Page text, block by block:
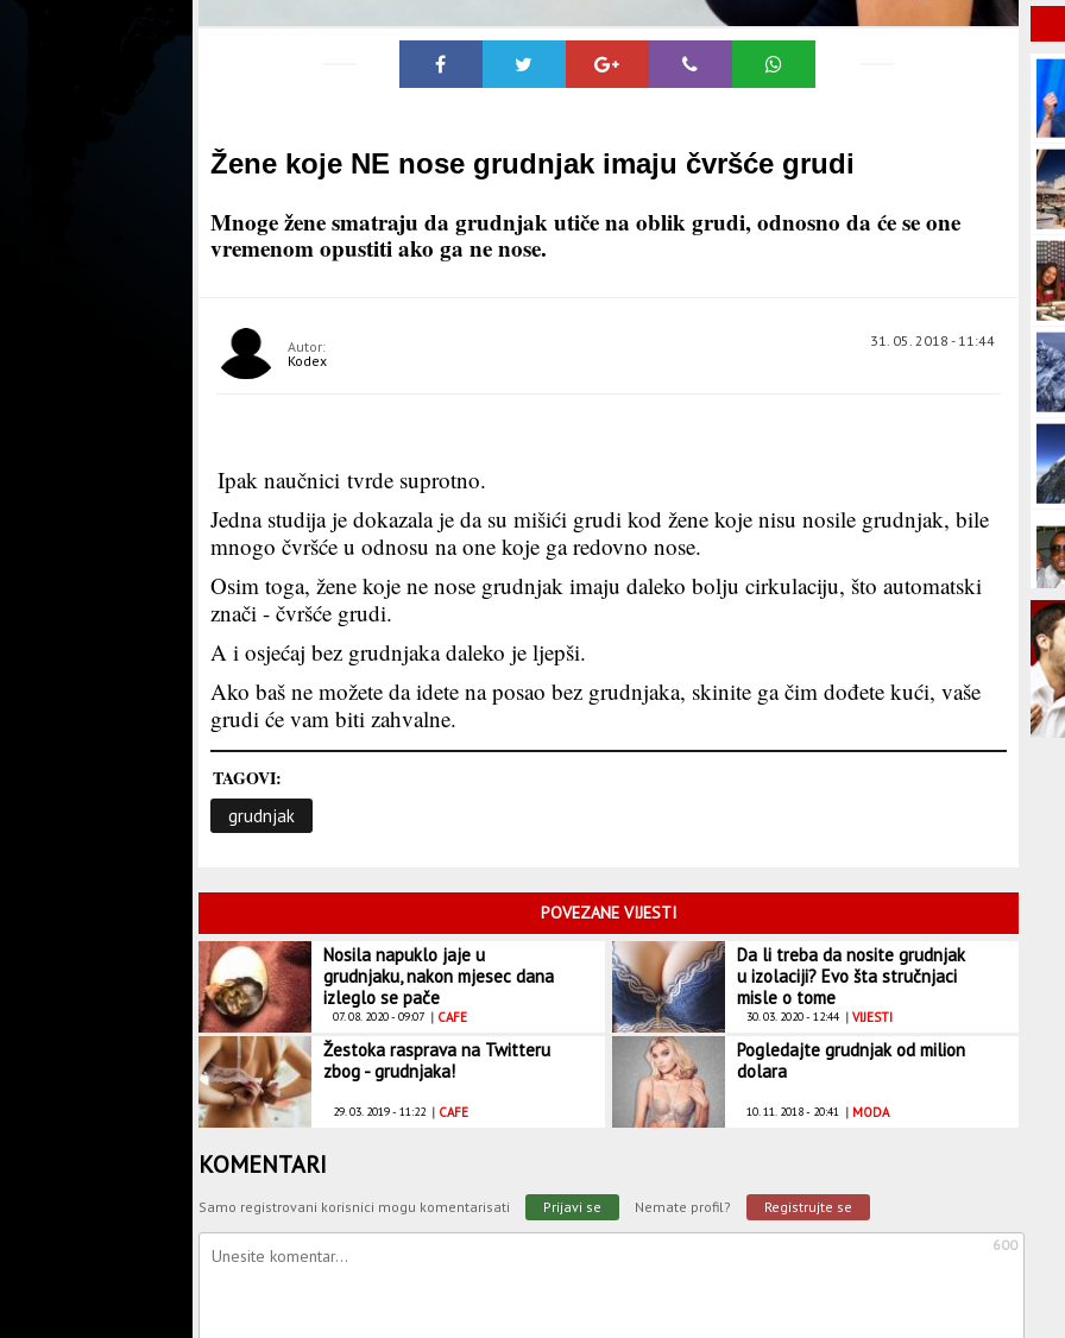
Žene koje NE nose grudnjak imaju čvršće grudi
Mnoge žene smatraju da grudnjak utiče na oblik grudi, odnosno da će se one
vremenom opustiti ako ga ne nose.
31. 05. 2018 - 11:44
Autor:
Kodex
Ipak naučnici tvrde suprotno.
Jedna studija je dokazala je da su mišići grudi kod žene koje nisu nosile grudnjak, bile
mnogo čvršće u odnosu na one koje ga redovno nose.
Osim toga, žene koje ne nose grudnjak imaju daleko bolju cirkulaciju, što automatski
znači - čvršće grudi.
A i osjećaj bez grudnjaka daleko je ljepši.
Ako baš ne možete da idete na posao bez grudnjaka, skinite ga čim dođete kući, vaše
grudi će vam biti zahvalne.
TAGOVI:
grudnjak
POVEZANE VIJESTI
Nosila napuklo jaje u
grudnjaku, nakon mjesec dana
izleglo se pače
07. 08. 2020 - 09:07 | CAFE
Da li treba da nosite grudnjak
u izolaciji? Evo šta stručnjaci
misle o tome
30. 03. 2020 - 12:44 | VIJESTI
Žestoka rasprava na Twitteru
zbog - grudnjaka!
29. 03. 2019 - 11:22 | CAFE
Pogledajte grudnjak od milion
dolara
10. 11. 2018 - 20:41 | MODA
KOMENTARI
Samo registrovani korisnici mogu komentarisati Prijavi se Nemate profil? Registrujte se
600